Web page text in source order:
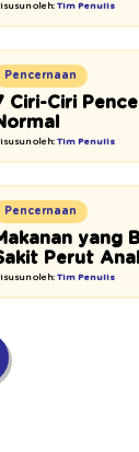
oleh: Tim Penulis
Pencernaan
Ciri-Ciri
oleh: Tim Penulis
Pencernaan
yang
Perut
oleh: Tim Penulis